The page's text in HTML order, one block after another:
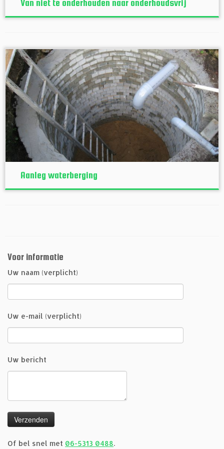
Van niet te onderhouden naar onderhoudsvrij
Aanleg waterberging
Voor informatie
Uw naam (verplicht)
Uw e-mail (verplicht)
Uw bericht
Of bel snel met 06-5313 0488.